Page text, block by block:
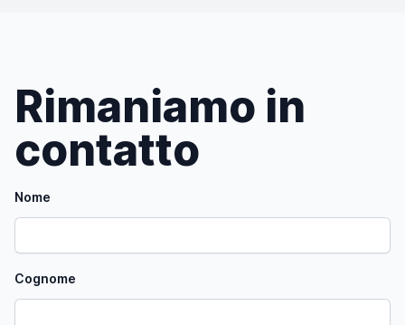
Rimaniamo in
contatto
Nome
Cognome